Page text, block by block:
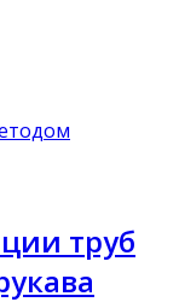
труб